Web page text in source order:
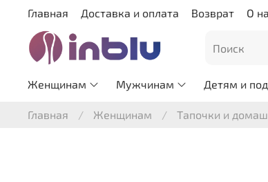
Главная Доставка и оплата Возврат О
Женщинам Мужчинам Детям и
Главная Женщинам Тапочки и